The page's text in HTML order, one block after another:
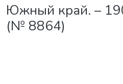
Южный край. –
(№ 8864)